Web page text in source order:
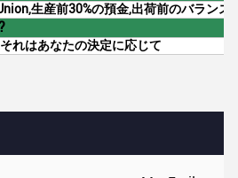
生産前30%の預金,出荷前のバランス
れはあなたの決定に応じて